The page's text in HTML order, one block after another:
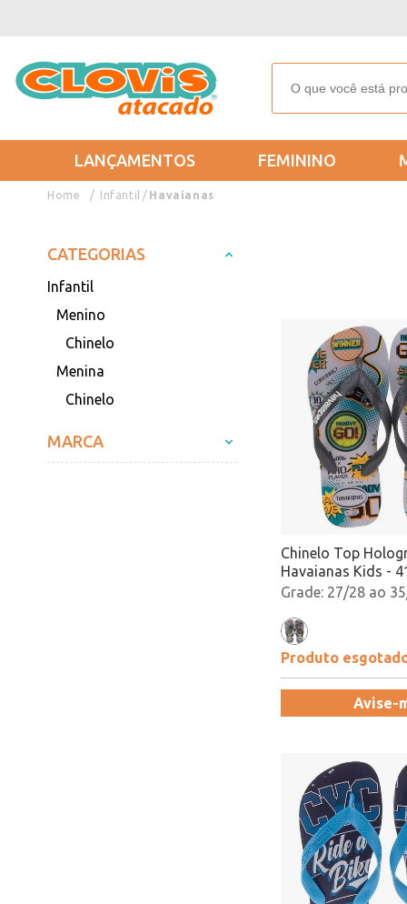
LANÇAMENTOS FEMININO
Infantil Havaianas
CATEGORIAS
Infantil
Menino
Chinelo
Menina
Chinelo
MARCA
Chinelo Top
Havaianas Kids -
Atacado27/28 ao
Produto
Avise-